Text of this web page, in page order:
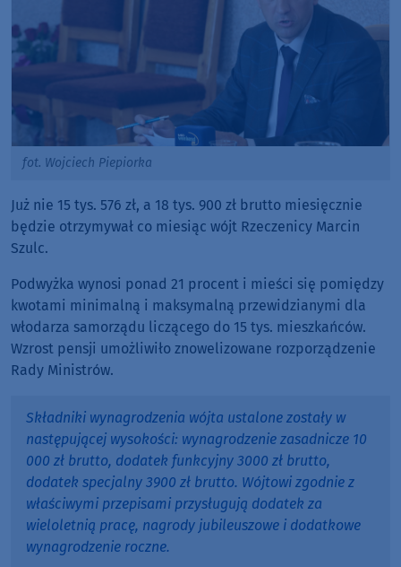
fot. Wojciech Piepiorka
Już nie 15 tys. 576 zł, a 18 tys. 900 zł brutto miesięcznie
będzie otrzymywał co miesiąc wójt Rzeczenicy Marcin
Szulc.
Podwyżka wynosi ponad 21 procent i mieści się pomiędzy
kwotami minimalną i maksymalną przewidzianymi dla
włodarza samorządu liczącego do 15 tys. mieszkańców.
Wzrost pensji umożliwiło znowelizowane rozporządzenie
Rady Ministrów.
Składniki wynagrodzenia wójta ustalone zostały w
następującej wysokości: wynagrodzenie zasadnicze 10
000 zł brutto, dodatek funkcyjny 3000 zł brutto,
dodatek specjalny 3900 zł brutto. Wójtowi zgodnie z
właściwymi przepisami przysługują dodatek za
wieloletnią pracę, nagrody jubileuszowe i dodatkowe
wynagrodzenie roczne.